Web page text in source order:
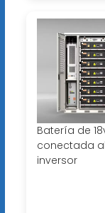
Batería de
conectada al
inversor